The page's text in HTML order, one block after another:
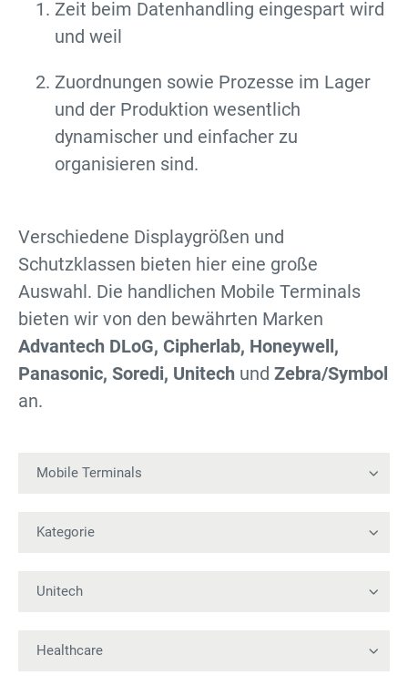
Zeit beim Datenhandling eingespart wird
und weil
Zuordnungen sowie Prozesse im Lager
und der Produktion wesentlich
dynamischer und einfacher zu
organisieren sind.
Verschiedene Displaygrößen und
Schutzklassen bieten hier eine große
Auswahl. Die handlichen Mobile Terminals
bieten wir von den bewährten Marken
Advantech DLoG, Cipherlab, Honeywell,
Panasonic, Soredi, Unitech und Zebra/Symbol
an.